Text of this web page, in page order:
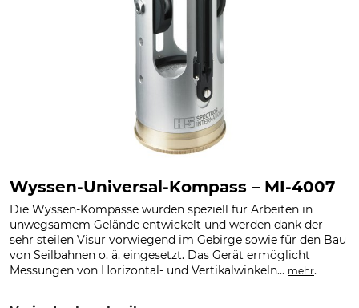
Wyssen-Universal-Kompass – MI-4007
Die Wyssen-Kompasse wurden speziell für Arbeiten in
unwegsamem Gelände entwickelt und werden dank der
sehr steilen Visur vorwiegend im Gebirge sowie für den Bau
von Seilbahnen o. ä. eingesetzt. Das Gerät ermöglicht
Messungen von Horizontal- und Vertikalwinkeln... mehr.